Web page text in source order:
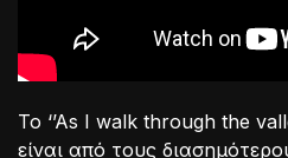
To ‘’As I walk through the
είναι από τους